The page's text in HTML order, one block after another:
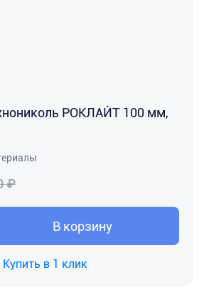
РОКЛАЙТ 100 мм,
₽
В корзину
Купить в 1 клик